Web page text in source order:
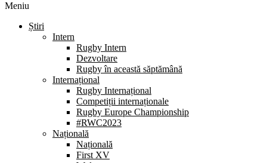
Meniu
Știri
Intern
Rugby Intern
Dezvoltare
Rugby în această săptămână
Internațional
Rugby Internațional
Competiții internaționale
Rugby Europe Championship
#RWC2023
Națională
Națională
First XV